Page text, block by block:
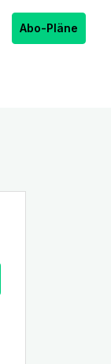
Abo-Pläne